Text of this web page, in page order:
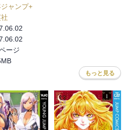
ャンプ+
ージ
もっと見る